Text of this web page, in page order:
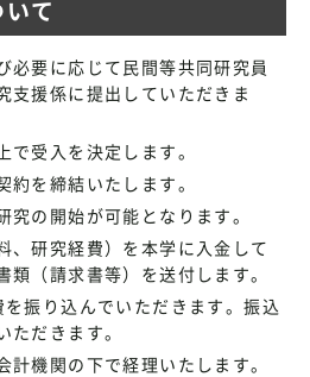
て
必要に応じて民間等共同研究員
支援係に提出していただきま
受入を決定します。
を締結いたします。
究の開始が可能となります。
、研究経費）を本学に入金して
類（請求書等）を送付します。
を振り込んでいただきます。振込
だきます。
計機関の下で経理いたします。